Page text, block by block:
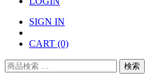
SIGN IN
CART (0)
検
検索